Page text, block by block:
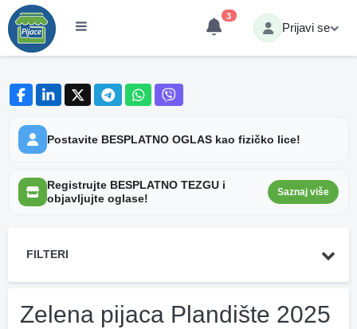
3
Prijavi se
Postavite BESPLATNO OGLAS kao fizičko lice!
Registrujte BESPLATNO TEZGU i
objavljujte oglase!
Saznaj više
FILTERI
Zelena pijaca Plandište 2025